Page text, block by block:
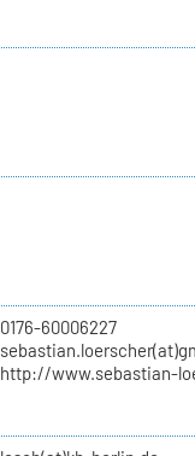
0176-60006227
http://www.sebastian-